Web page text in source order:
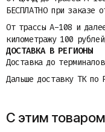
БЕСПЛАТНО при заказе
От трассы A-108 и
километражу 100
ДОСТАВКА В РЕГИОНЫ
Доставка до
Дальше доставку ТК по
С этим